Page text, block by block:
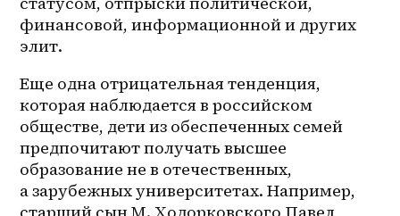
финансовой, информационной и других
элит.
Еще одна отрицательная тенденция,
которая наблюдается в российском
обществе, дети из обеспеченных семей
предпочитают получать высшее
образование не в отечественных,
а зарубежных университетах. Например,